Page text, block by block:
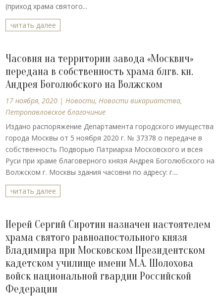
(приход храма святого...
читать далее
Часовня на территории завода «Москвич»
передана в собственность храма блгв. кн.
Андрея Боголюбского на Волжском
17 ноября, 2020 |Новости,Новости викариатства,
Петропавловское благочиние
Издано распоряжение Департамента городского имущества
города Москвы от 5 ноября 2020 г. № 37378 о передаче в
собственность Подворью Патриарха Московского и всея
Руси при храме благоверного князя Андрея Боголюбского на
Волжском г. Москвы здания часовни по адресу: г....
читать далее
Иерей Сергий Сиротин назначен настоятелем
храма святого равноапостольного князя
Владимира при Московском Президентском
кадетском училище имени М.А. Шолохова
войск национальной гвардии Российской
Федерации